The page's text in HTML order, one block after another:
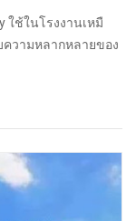
ใช้ในโรงงานเหมื
ความหลากหลายของ
นาดรวมถึงรถ
อนิกส์ปรับ
นาดเป็นต้น, โดย
อร์,รู้สึกหนักใจเครื่